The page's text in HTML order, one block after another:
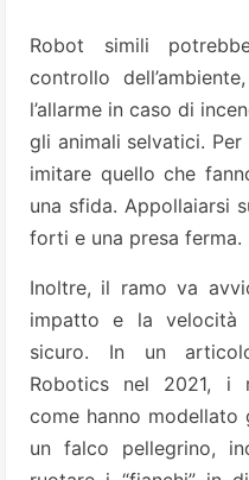
Robot simili
controllo
l’allarme in caso di
gli animali selvatici.
imitare quello che
una sfida. Appollaiarsi
forti e una presa ferma.
Inoltre, il ramo va
impatto e la velocità
sicuro. In un
Robotics nel 2021, i
come hanno
un falco pellegrino,